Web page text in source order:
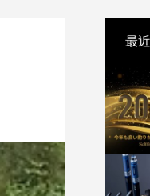
カスタ
カスタムベアリング
るダメージ
最